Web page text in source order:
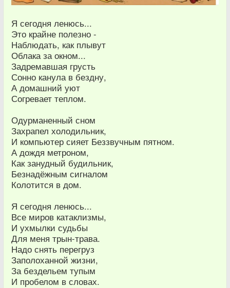
Я сегодня ленюсь...
Это крайне полезно -
Наблюдать, как плывут
Облака за окном...
Задремавшая грусть
Сонно канула в бездну,
А домашний уют
Согревает теплом.
Одурманенный сном
Захрапел холодильник,
И компьютер сияет Беззвучным пятном.
А дождя метроном,
Как занудный будильник,
Безнадёжным сигналом
Колотится в дом.
Я сегодня ленюсь...
Все миров катаклизмы,
И ухмылки судьбы
Для меня трын-трава.
Надо снять перегруз
Заполоханной жизни,
За бездельем тупым
И пробелом в словах.